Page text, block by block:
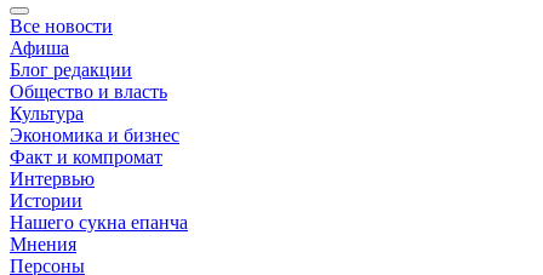
Все новости
Афиша
Блог редакции
Общество и власть
Культура
Экономика и бизнес
Факт и компромат
Интервью
Истории
Нашего сукна епанча
Мнения
Персоны